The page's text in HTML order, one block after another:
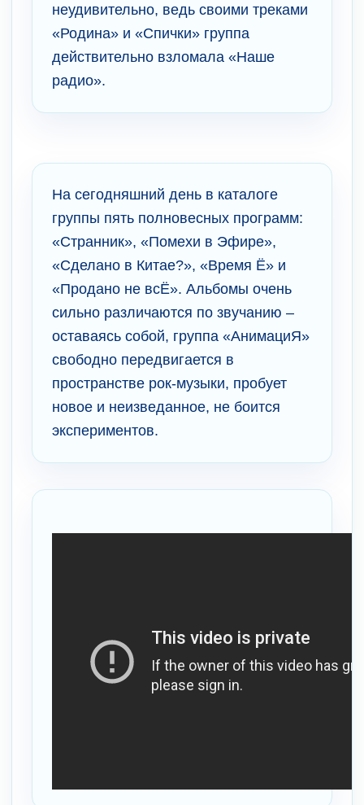
неудивительно, ведь своими треками
«Родина» и «Спички» группа
действительно взломала «Наше
радио».
На сегодняшний день в каталоге
группы пять полновесных программ:
«Странник», «Помехи в Эфире»,
«Сделано в Китае?», «Время Ё» и
«Продано не всЁ». Альбомы очень
сильно различаются по звучанию –
оставаясь собой, группа «АнимациЯ»
свободно передвигается в
пространстве рок-музыки, пробует
новое и неизведанное, не боится
экспериментов.